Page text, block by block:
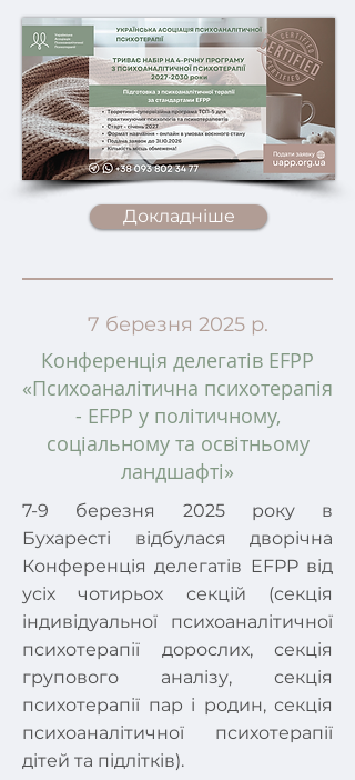
Докладніше
7 березня 2025 р.
Конференція делегатів EFPP
«Психоаналітична психотерапія
- EFPP у політичному,
соціальному та освітньому
ландшафті»
7-9 березня 2025 року в
Бухаресті відбулася дворічна
Конференція делегатів EFPP від
усіх чотирьох секцій (секція
індивідуальної психоаналітичної
психотерапії дорослих, секція
групового аналізу, секція
психотерапії пар і родин, секція
психоаналітичної психотерапії
дітей та підлітків).